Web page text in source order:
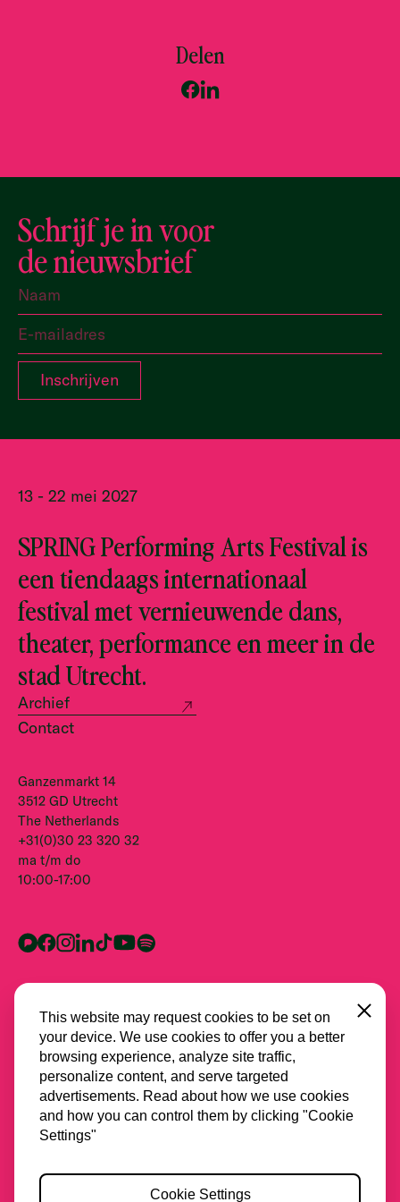
Delen
Schrijf je in voor
de nieuwsbrief
13 - 22 mei 2027
SPRING Performing Arts Festival is
een tiendaags internationaal
festival met vernieuwende dans,
theater, performance en meer in de
stad Utrecht.
Archief
Contact
Ganzenmarkt 14
3512 GD Utrecht
The Netherlands
+31(0)30 23 320 32
ma t/m do
10:00-17:00
Alle partners
This website may request cookies to be set on
your device. We use cookies to offer you a better
browsing experience, analyze site traffic,
personalize content, and serve targeted
advertisements. Read about how we use cookies
and how you can control them by clicking "Cookie
Settings"
Close
Cookie Settings